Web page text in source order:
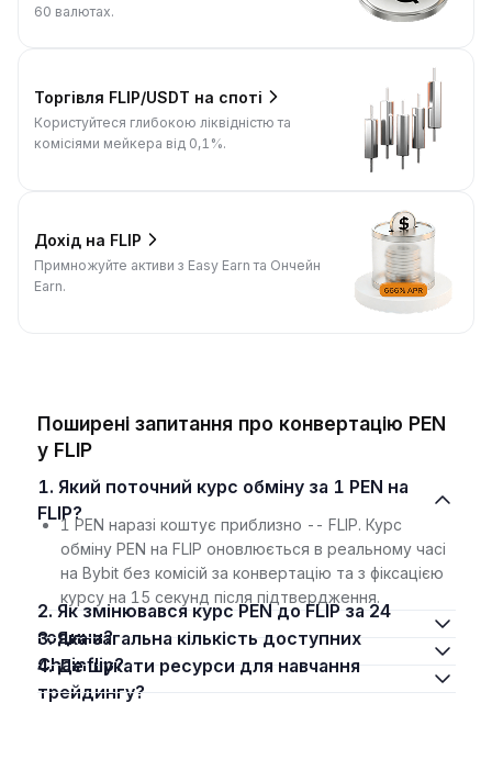
60 валютах.
Торгівля FLIP/USDT на споті
Користуйтеся глибокою ліквідністю та
комісіями мейкера від 0,1%.
Дохід на FLIP
Примножуйте активи з Easy Earn та Ончейн
Earn.
Поширені запитання про конвертацію PEN
у FLIP
1. Який поточний курс обміну за 1 PEN на
FLIP?
1 PEN наразі коштує приблизно -- FLIP. Курс
обміну PEN на FLIP оновлюється в реальному часі
на Bybit без комісій за конвертацію та з фіксацією
курсу на 15 секунд після підтвердження.
2. Як змінювався курс PEN до FLIP за 24
години?
3. Яка загальна кількість доступних
Chainflip?
4. Де шукати ресурси для навчання
трейдингу?